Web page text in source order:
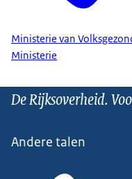
Ministerie van
Ministerie
De Rijksoverheid.
Andere talen